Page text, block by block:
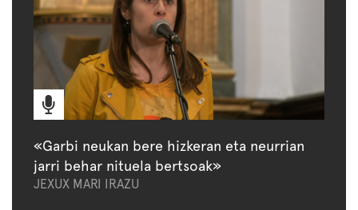
«Garbi neukan bere hizkeran eta neurrian
jarri behar nituela bertsoak»
JEXUX MARI IRAZU